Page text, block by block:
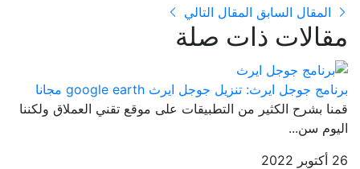
المقال السابق المقال التالي
مقالات ذات صلة
برنامج جوجل ايرث: تنزيل جوجل ايرث google earth مجانا
قمنا بشرح الكثير من التطبيقات على موقع تقني العملاق ولكننا
اليوم سن...
26 أكتوبر 2022